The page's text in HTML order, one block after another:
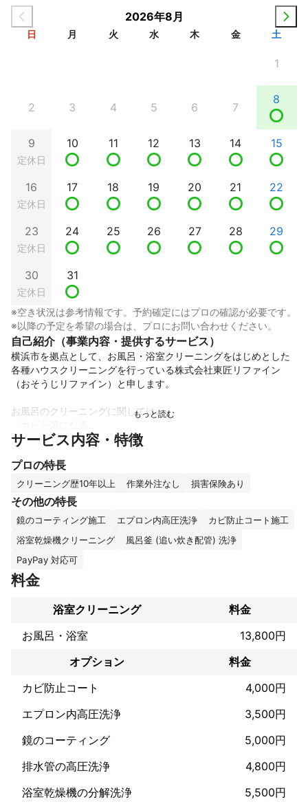
2026年8月
日 月 火 水 木 金 土
1
2 3 4 5 6 7
8
9
定休日
10 11 12 13 14 15
16
定休日
17 18 19 20 21 22
23
定休日
24 25 26 27 28 29
30
定休日
31
※空き状況は参考情報です。予約確定にはプロの確認が必要です。
※以降の予定を希望の場合は、プロにお問い合わせください。
自己紹介（事業内容・提供するサービス）
横浜市を拠点として、お風呂・浴室クリーニングをはじめとした
各種ハウスクリーニングを行っている株式会社東匠リファイン
（おそうじリファイン）と申します。
お風呂のクリーニングに関しては、
「水垢が自分では落とせない…」
などお客様によってお悩みの箇所はそれぞれです！
おそうじリファインはお客様の気になる箇所を作業前にお聞き
し、状況に合わせて最適なクリーニングを行っております！
お掃除でのお困りごとやアフターケアについてなど、お気軽にご
相談下さい！
お客様にご満足いただけるよう精一杯対応できればと考えており
これまでの実績
験を持つメンバーが集まって設立され、2022年で15年目を迎えま
技術はもちろんですが、「お客様が悩んでいるところ」をお伺い
ービス内容でも、お客様が気にされているところは人それぞれで
プロの洗剤、道具、知識でピカピカにします。
また、作業の外注は一切なく、万が一の事故や破損に備え、損害
サービス内容・特徴
プロの特長
クリーニング歴10年以上 作業外注なし 損害保険あり
その他の特長
鏡のコーティング施工 エプロン内高圧洗浄
カビ防止コート施工
浴室乾燥機クリーニング
風呂釜 (追い炊き配管) 洗浄
PayPay 対応可
料金
浴室クリーニング
料金
お風呂・浴室
13,800円
オプション
料金
カビ防止コート
4,000円
エプロン内高圧洗浄
3,500円
鏡のコーティング
5,000円
排水管の高圧洗浄
4,800円
浴室乾燥機の分解洗浄
5,500円